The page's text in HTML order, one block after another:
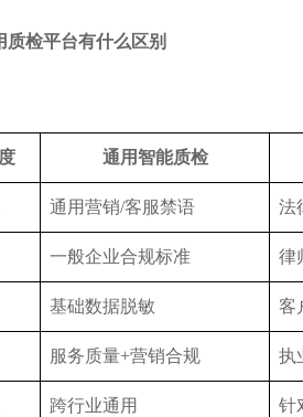
质检平台有什么区别
通用智能质检
通用营销/客服禁语 法
一般企业合规标准 律
基础数据脱敏 客
服务质量+营销合规 执
跨行业通用 针